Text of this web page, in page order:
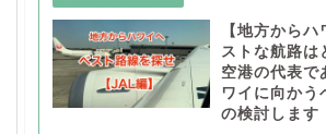
【地方から
ストな航路は
空港の代表で
ワイに向かう
の検討します